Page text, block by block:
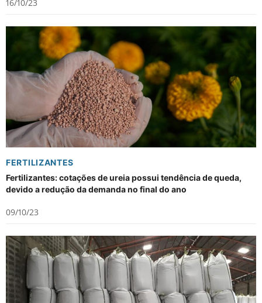
16/10/23
FERTILIZANTES
Fertilizantes: cotações de ureia possui tendência de queda,
devido a redução da demanda no final do ano
09/10/23